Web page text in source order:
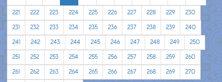
221
222 223 224 225 226 227 228 229
230
231
232 233 234 235 236 237 238 239
240
241
242 243 244 245 246 247 248 249
250
251
252 253 254 255 256 257 258 259
260
261
262 263 264 265 266 267 268 269
270